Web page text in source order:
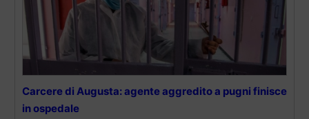
Carcere di Augusta: agente aggredito a pugni finisce
in ospedale